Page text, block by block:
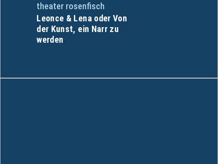
theater rosenfisch
Leonce & Lena oder Von
der Kunst, ein Narr zu
werden